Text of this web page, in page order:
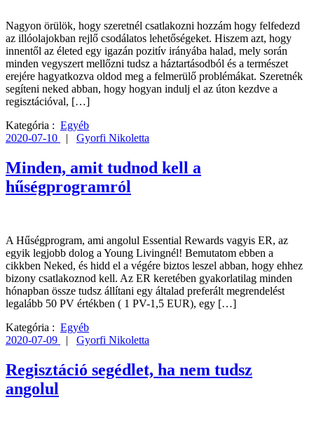
Nagyon örülök, hogy szeretnél csatlakozni hozzám hogy felfedezd
az illóolajokban rejlő csodálatos lehetőségeket. Hiszem azt, hogy
innentől az életed egy igazán pozitív irányába halad, mely során
minden vegyszert mellőzni tudsz a háztartásodból és a természet
erejére hagyatkozva oldod meg a felmerülő problémákat. Szeretnék
segíteni neked abban, hogy hogyan indulj el az úton kezdve a
regisztációval, […]
Kategória : Egyéb
2020-07-10
| Gyorfi Nikoletta
Minden, amit tudnod kell a
hűségprogramról
A Hűségprogram, ami angolul Essential Rewards vagyis ER, az
egyik legjobb dolog a Young Livingnél! Bemutatom ebben a
cikkben Neked, és hidd el a végére biztos leszel abban, hogy ehhez
bizony csatlakoznod kell. Az ER keretében gyakorlatilag minden
hónapban össze tudsz állítani egy általad preferált megrendelést
legalább 50 PV értékben ( 1 PV-1,5 EUR), egy […]
Kategória : Egyéb
2020-07-09
| Gyorfi Nikoletta
Regisztáció segédlet, ha nem tudsz
angolul